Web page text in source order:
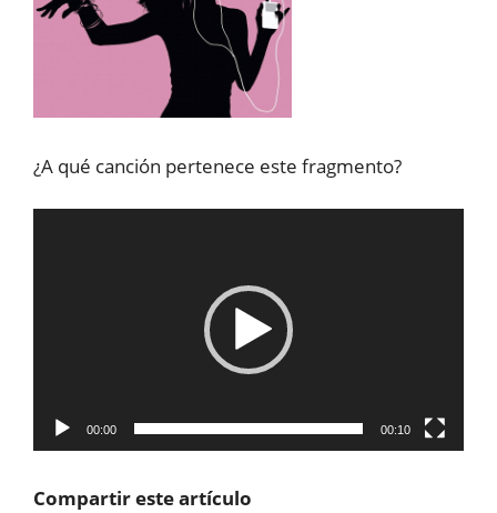
¿A qué canción pertenece este fragmento?
00:00 00:10
Compartir este artículo